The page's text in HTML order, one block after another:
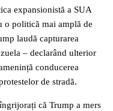
expansionistă a SUA
o politică mai amplă de
laudă capturarea
– declarând ulterior
conducerea
de stradă.
că Trump a mers